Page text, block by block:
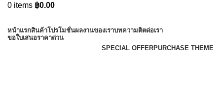
0 items ฿0.00
หน้าแรกสินค้าโปรโมชั่นผลงานของเราบทความติตด่อเรา
ขอใบเสนอราคาด่วน
SPECIAL OFFERPURCHASE THEME